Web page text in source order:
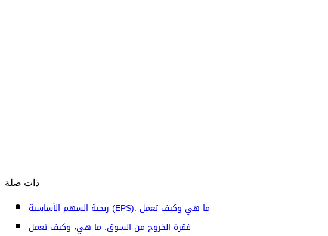
ذات صلة
ربحية السهم الأساسية (EPS): ما هي وكيف تعمل
فقرة الخروج من السوق: ما هي، وكيف تعمل